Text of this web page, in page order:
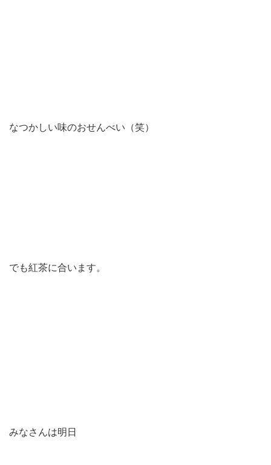
なつかしい味のおせんべい（笑）
でも紅茶に合います。
みなさんは明日